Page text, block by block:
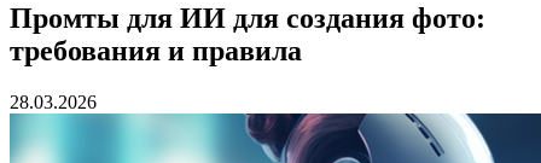
Промты для ИИ для создания фото:
требования и правила
28.03.2026